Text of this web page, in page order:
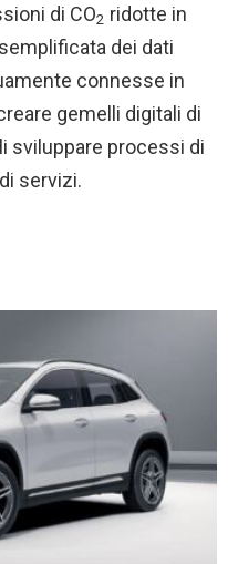
di CO2 ridotte in
dei dati
connesse in
gemelli digitali di
sviluppare processi di
servizi.